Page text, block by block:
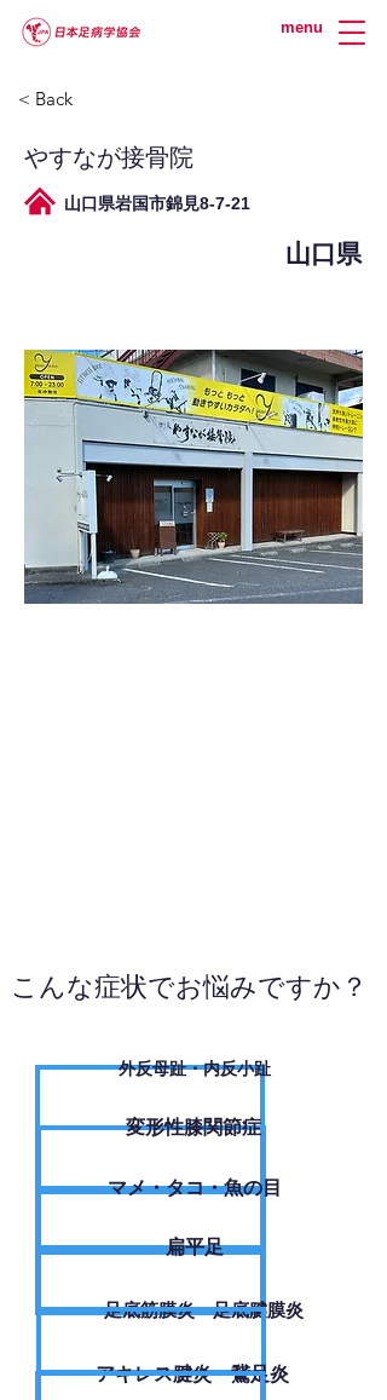
menu
< Back
やすなが接骨院
山口県岩国市錦見8-7-21
山口県
こんな症状でお悩みですか？
外反母趾・内反小趾
変形性膝関節症
​マメ・タコ・魚の目
扁平足
足底筋膜炎・足底腱膜炎
アキレス腱炎・鵞足炎